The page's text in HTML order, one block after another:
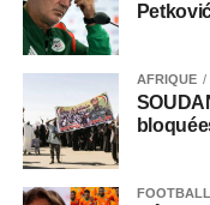
AFRIQUE
FOOTBALL